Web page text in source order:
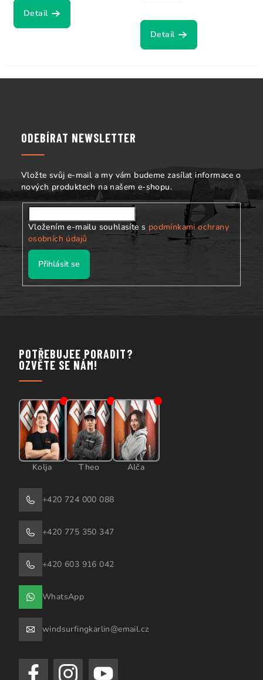
Detail
Detail
ODEBÍRAT NEWSLETTER
Vložte svůj e-mail a my vám budeme zasílat informace o
nových produktech na našem e-shopu.
Vložením e-mailu souhlasíte s podmínkami ochrany
osobních údajů
Přihlásit se
POTŘEBUJEE PORADIT?
OZVĚTE SE NÁM!
Kolja Theo Alča
+420 724 000 088
+420 775 350 347
+420 603 916 042
WhatsApp
windsurfingkarlin@email.cz